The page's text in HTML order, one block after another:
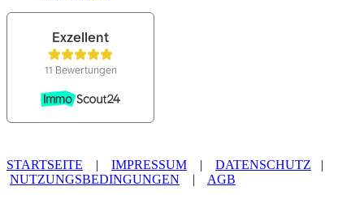
STARTSEITE | IMPRESSUM | DATENSCHUTZ |
NUTZUNGSBEDINGUNGEN | AGB